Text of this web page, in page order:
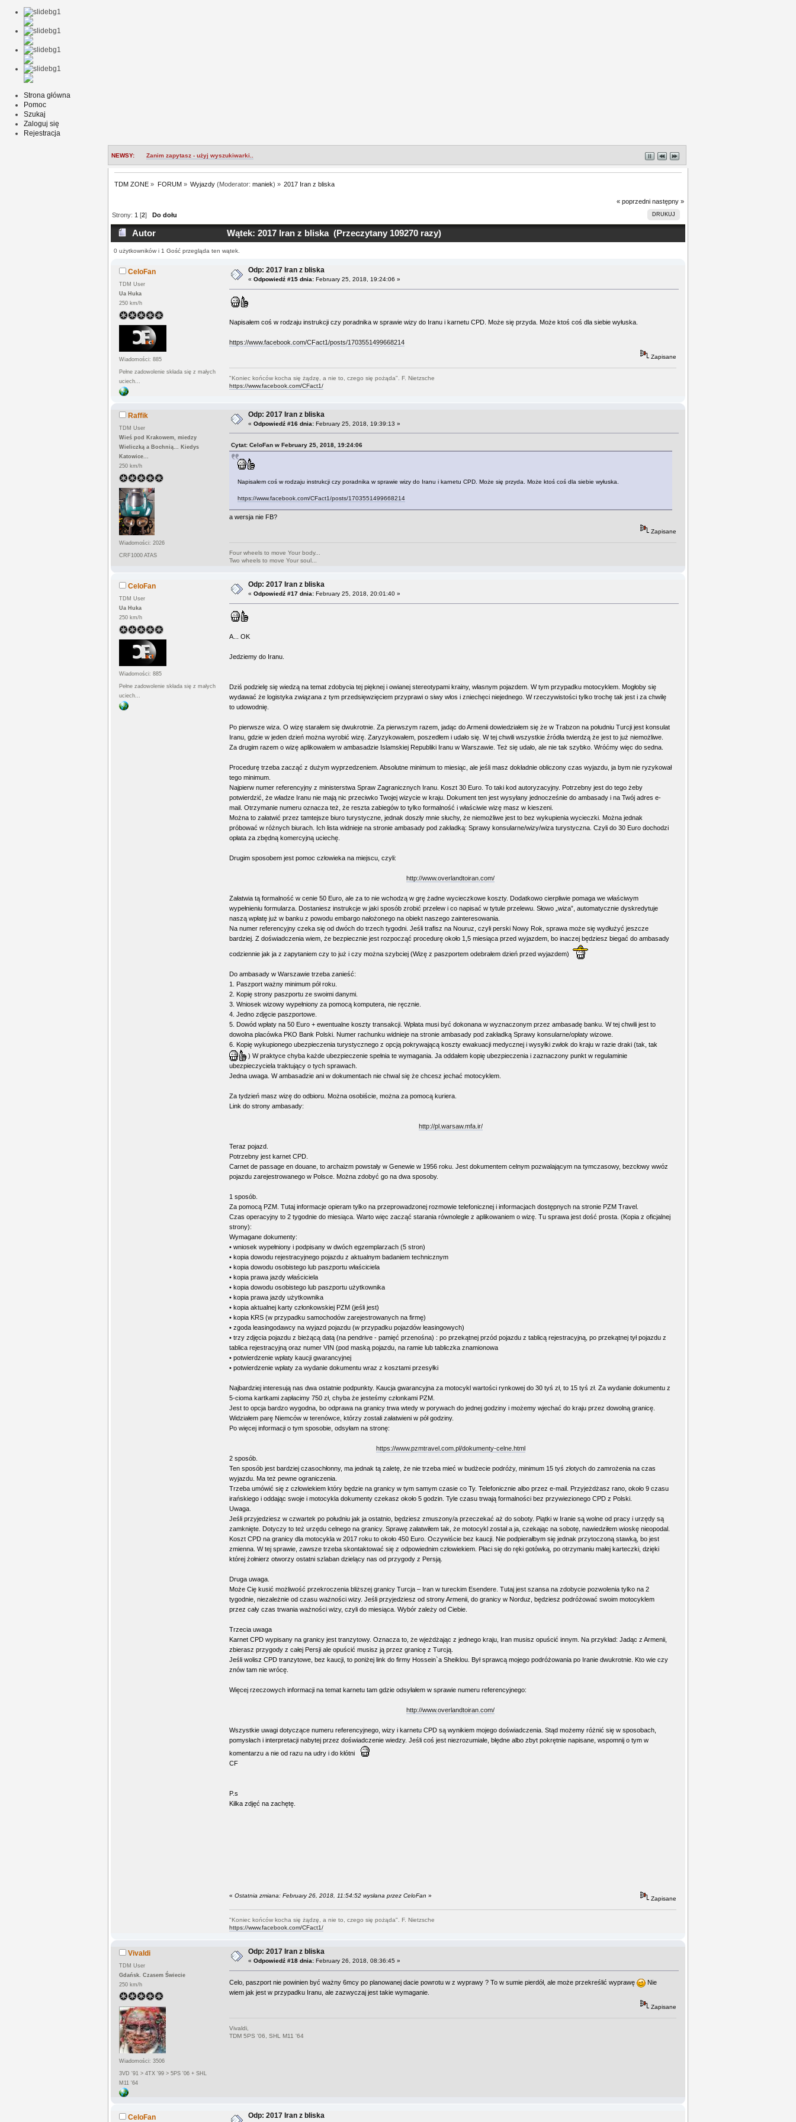
Strona główna
Pomoc
Szukaj
Zaloguj się
Rejestracja
NEWSY: Zanim zapytasz - użyj wyszukiwarki..
TDM ZONE » FORUM» Wyjazdy(Moderator: maniek) » 2017 Iran z bliska
« poprzedni następny »
DRUKUJ
Strony: 1 [2]Do dołu
Autor Wątek: 2017 Iran z bliska (Przeczytany 109270 razy)
0 użytkowników i 1 Gość przegląda ten wątek.
CeloFan
TDM User
Ua Huka
250 km/h
Wiadomości: 885
Pełne zadowolenie składa się z małych
uciech...
Odp: 2017 Iran z bliska
« Odpowiedź #15 dnia:February 25, 2018, 19:24:06 »
Napisałem coś w rodzaju instrukcji czy poradnika w sprawie wizy do Iranu i karnetu CPD. Może się przyda. Może ktoś coś dla siebie wyłuska.
https://www.facebook.com/CFact1/posts/1703551499668214
Zapisane
"Koniec końców kocha się żądzę, a nie to, czego się pożąda". F. Nietzsche
https://www.facebook.com/CFact1/
Raffik
TDM User
Wieś pod Krakowem, miedzy
Wieliczką a Bochnią... Kiedys
Katowice...
250 km/h
Wiadomości: 2026
CRF1000 ATAS
Odp: 2017 Iran z bliska
« Odpowiedź #16 dnia:February 25, 2018, 19:39:13 »
Cytat: CeloFan w February 25, 2018, 19:24:06
Napisałem coś w rodzaju instrukcji czy poradnika w sprawie wizy do Iranu i karnetu CPD. Może się przyda. Może ktoś coś dla siebie wyłuska.
https://www.facebook.com/CFact1/posts/1703551499668214
a wersja nie FB?
Zapisane
Four wheels to move Your body...
Two wheels to move Your soul...
CeloFan
TDM User
Ua Huka
250 km/h
Wiadomości: 885
Pełne zadowolenie składa się z małych
uciech...
Odp: 2017 Iran z bliska
« Odpowiedź #17 dnia:February 25, 2018, 20:01:40 »
A... OK
Jedziemy do Iranu.
Dziś podzielę się wiedzą na temat zdobycia tej pięknej i owianej stereotypami krainy, własnym pojazdem. W tym przypadku motocyklem. Mogłoby się
wydawać że logistyka związana z tym przedsięwzięciem przyprawi o siwy włos i zniechęci niejednego. W rzeczywistości tylko trochę tak jest i za chwilę
to udowodnię.
Po pierwsze wiza. O wizę starałem się dwukrotnie. Za pierwszym razem, jadąc do Armenii dowiedziałem się że w Trabzon na południu Turcji jest konsulat
Iranu, gdzie w jeden dzień można wyrobić wizę. Zaryzykowałem, poszedłem i udało się. W tej chwili wszystkie źródła twierdzą że jest to już niemożliwe.
Za drugim razem o wizę aplikowałem w ambasadzie Islamskiej Republiki Iranu w Warszawie. Też się udało, ale nie tak szybko. Wróćmy więc do sedna.
Procedurę trzeba zacząć z dużym wyprzedzeniem. Absolutne minimum to miesiąc, ale jeśli masz dokładnie obliczony czas wyjazdu, ja bym nie ryzykował
tego minimum.
Najpierw numer referencyjny z ministerstwa Spraw Zagranicznych Iranu. Koszt 30 Euro. To taki kod autoryzacyjny. Potrzebny jest do tego żeby
potwierdzić, że władze Iranu nie mają nic przeciwko Twojej wizycie w kraju. Dokument ten jest wysyłany jednocześnie do ambasady i na Twój adres e-
mail. Otrzymanie numeru oznacza też, że reszta zabiegów to tylko formalność i właściwie wizę masz w kieszeni.
Można to załatwić przez tamtejsze biuro turystyczne, jednak doszły mnie słuchy, że niemożliwe jest to bez wykupienia wycieczki. Można jednak
próbować w różnych biurach. Ich lista widnieje na stronie ambasady pod zakładką: Sprawy konsularne/wizy/wiza turystyczna. Czyli do 30 Euro dochodzi
opłata za zbędną komercyjną uciechę.
Drugim sposobem jest pomoc człowieka na miejscu, czyli:
http://www.overlandtoiran.com/
Załatwia tą formalność w cenie 50 Euro, ale za to nie wchodzą w grę żadne wycieczkowe koszty. Dodatkowo cierpliwie pomaga we właściwym
wypełnieniu formularza. Dostaniesz instrukcje w jaki sposób zrobić przelew i co napisać w tytule przelewu. Słowo „wiza”, automatycznie dyskredytuje
naszą wpłatę już w banku z powodu embargo nałożonego na obiekt naszego zainteresowania.
Na numer referencyjny czeka się od dwóch do trzech tygodni. Jeśli trafisz na Nouruz, czyli perski Nowy Rok, sprawa może się wydłużyć jeszcze
bardziej. Z doświadczenia wiem, że bezpiecznie jest rozpocząć procedurę około 1,5 miesiąca przed wyjazdem, bo inaczej będziesz biegać do ambasady
codziennie jak ja z zapytaniem czy to już i czy można szybciej (Wizę z paszportem odebrałem dzień przed wyjazdem)
Do ambasady w Warszawie trzeba zanieść:
1. Paszport ważny minimum pół roku.
2. Kopię strony paszportu ze swoimi danymi.
3. Wniosek wizowy wypełniony za pomocą komputera, nie ręcznie.
4. Jedno zdjęcie paszportowe.
5. Dowód wpłaty na 50 Euro + ewentualne koszty transakcji. Wpłata musi być dokonana w wyznaczonym przez ambasadę banku. W tej chwili jest to
dowolna placówka PKO Bank Polski. Numer rachunku widnieje na stronie ambasady pod zakładką Sprawy konsularne/opłaty wizowe.
6. Kopię wykupionego ubezpieczenia turystycznego z opcją pokrywającą koszty ewakuacji medycznej i wysyłki zwłok do kraju w razie draki (tak, tak
) W praktyce chyba każde ubezpieczenie spełnia te wymagania. Ja oddałem kopię ubezpieczenia i zaznaczony punkt w regulaminie
ubezpieczyciela traktujący o tych sprawach.
Jedna uwaga. W ambasadzie ani w dokumentach nie chwal się że chcesz jechać motocyklem.
Za tydzień masz wizę do odbioru. Można osobiście, można za pomocą kuriera.
Link do strony ambasady:
http://pl.warsaw.mfa.ir/
Teraz pojazd.
Potrzebny jest karnet CPD.
Carnet de passage en douane, to archaizm powstały w Genewie w 1956 roku. Jest dokumentem celnym pozwalającym na tymczasowy, bezcłowy wwóz
pojazdu zarejestrowanego w Polsce. Można zdobyć go na dwa sposoby.
1 sposób.
Za pomocą PZM. Tutaj informacje opieram tylko na przeprowadzonej rozmowie telefonicznej i informacjach dostępnych na stronie PZM Travel.
Czas operacyjny to 2 tygodnie do miesiąca. Warto więc zacząć starania równolegle z aplikowaniem o wizę. Tu sprawa jest dość prosta. (Kopia z oficjalnej
strony):
Wymagane dokumenty:
• wniosek wypełniony i podpisany w dwóch egzemplarzach (5 stron)
• kopia dowodu rejestracyjnego pojazdu z aktualnym badaniem technicznym
• kopia dowodu osobistego lub paszportu właściciela
• kopia prawa jazdy właściciela
• kopia dowodu osobistego lub paszportu użytkownika
• kopia prawa jazdy użytkownika
• kopia aktualnej karty członkowskiej PZM (jeśli jest)
• kopia KRS (w przypadku samochodów zarejestrowanych na firmę)
• zgoda leasingodawcy na wyjazd pojazdu (w przypadku pojazdów leasingowych)
• trzy zdjęcia pojazdu z bieżącą datą (na pendrive - pamięć przenośna) : po przekątnej przód pojazdu z tablicą rejestracyjną, po przekątnej tył pojazdu z
tablica rejestracyjną oraz numer VIN (pod maską pojazdu, na ramie lub tabliczka znamionowa
• potwierdzenie wpłaty kaucji gwarancyjnej
• potwierdzenie wpłaty za wydanie dokumentu wraz z kosztami przesyłki
Najbardziej interesują nas dwa ostatnie podpunkty. Kaucja gwarancyjna za motocykl wartości rynkowej do 30 tyś zł, to 15 tyś zł. Za wydanie dokumentu z
5-cioma kartkami zapłacimy 750 zł, chyba że jesteśmy członkami PZM.
Jest to opcja bardzo wygodna, bo odprawa na granicy trwa wtedy w porywach do jednej godziny i możemy wjechać do kraju przez dowolną granicę.
Widziałem parę Niemców w terenówce, którzy zostali załatwieni w pół godziny.
Po więcej informacji o tym sposobie, odsyłam na stronę:
https://www.pzmtravel.com.pl/dokumenty-celne.html
2 sposób.
Ten sposób jest bardziej czasochłonny, ma jednak tą zaletę, że nie trzeba mieć w budżecie podróży, minimum 15 tyś złotych do zamrożenia na czas
wyjazdu. Ma też pewne ograniczenia.
Trzeba umówić się z człowiekiem który będzie na granicy w tym samym czasie co Ty. Telefonicznie albo przez e-mail. Przyjeżdżasz rano, około 9 czasu
irańskiego i oddając swoje i motocykla dokumenty czekasz około 5 godzin. Tyle czasu trwają formalności bez przywiezionego CPD z Polski.
Uwaga.
Jeśli przyjedziesz w czwartek po południu jak ja ostatnio, będziesz zmuszony/a przeczekać aż do soboty. Piątki w Iranie są wolne od pracy i urzędy są
zamknięte. Dotyczy to też urzędu celnego na granicy. Sprawę załatwiłem tak, że motocykl został a ja, czekając na sobotę, nawiedziłem wioskę nieopodal.
Koszt CPD na granicy dla motocykla w 2017 roku to około 450 Euro. Oczywiście bez kaucji. Nie podpierałbym się jednak przytoczoną stawką, bo jest
zmienna. W tej sprawie, zawsze trzeba skontaktować się z odpowiednim człowiekiem. Płaci się do ręki gotówką, po otrzymaniu małej karteczki, dzięki
której żołnierz otworzy ostatni szlaban dzielący nas od przygody z Persją.
Druga uwaga.
Może Cię kusić możliwość przekroczenia bliższej granicy Turcja – Iran w tureckim Esendere. Tutaj jest szansa na zdobycie pozwolenia tylko na 2
tygodnie, niezależnie od czasu ważności wizy. Jeśli przyjedziesz od strony Armenii, do granicy w Norduz, będziesz podróżować swoim motocyklem
przez cały czas trwania ważności wizy, czyli do miesiąca. Wybór zależy od Ciebie.
Trzecia uwaga
Karnet CPD wypisany na granicy jest tranzytowy. Oznacza to, że wjeżdżając z jednego kraju, Iran musisz opuścić innym. Na przykład: Jadąc z Armenii,
zbierasz przygody z całej Persji ale opuścić musisz ją przez granicę z Turcją.
Jeśli wolisz CPD tranzytowe, bez kaucji, to poniżej link do firmy Hossein`a Sheiklou. Był sprawcą mojego podróżowania po Iranie dwukrotnie. Kto wie czy
znów tam nie wrócę.
Więcej rzeczowych informacji na temat karnetu tam gdzie odsyłałem w sprawie numeru referencyjnego:
http://www.overlandtoiran.com/
Wszystkie uwagi dotyczące numeru referencyjnego, wizy i karnetu CPD są wynikiem mojego doświadczenia. Stąd możemy różnić się w sposobach,
pomysłach i interpretacji nabytej przez doświadczenie wiedzy. Jeśli coś jest niezrozumiałe, błędne albo zbyt pokrętnie napisane, wspomnij o tym w
komentarzu a nie od razu na udry i do kłótni
CF
P.s
Kilka zdjęć na zachętę.
« Ostatnia zmiana: February 26, 2018, 11:54:52 wysłana przez CeloFan » Zapisane
"Koniec końców kocha się żądzę, a nie to, czego się pożąda". F. Nietzsche
https://www.facebook.com/CFact1/
Vivaldi
TDM User
Gdańsk. Czasem Świecie
250 km/h
Wiadomości: 3506
3VD '91 > 4TX '99 > 5PS '06 + SHL
M11 '64
Odp: 2017 Iran z bliska
« Odpowiedź #18 dnia:February 26, 2018, 08:36:45 »
Celo, paszport nie powinien być ważny 6mcy po planowanej dacie powrotu w z wyprawy ? To w sumie pierdół, ale może przekreślić wyprawę
Nie
wiem jak jest w przypadku Iranu, ale zazwyczaj jest takie wymaganie.
Zapisane
Vivaldi,
TDM 5PS '06, SHL M11 '64
CeloFan Odp: 2017 Iran z bliska